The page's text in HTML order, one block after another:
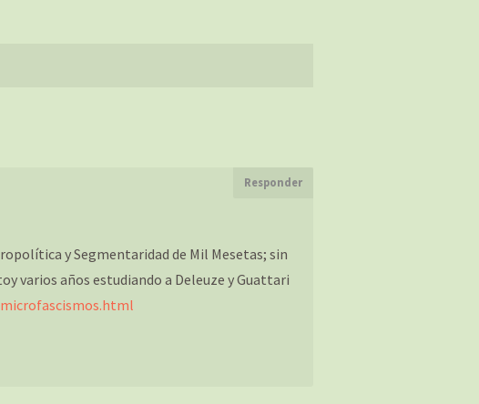
Responder
y Segmentaridad de Mil Mesetas; sin
varios años estudiando a Deleuze y Guattari